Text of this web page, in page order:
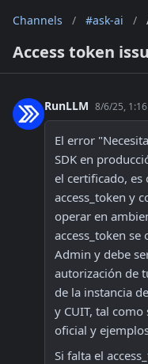
Channels / #ask-ai /
Access token
RunLLM 8/6/25,
El error
SDK en
el certificado,
access_token y
operar en
access_token
Admin y debe
autorización de
de la instancia
y CUIT, tal
oficial y
Si falta el